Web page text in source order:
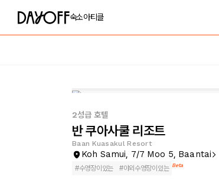
숙소아티클
2성급 호텔
반 쿠아사쿨 리조트
Baan Kuasakul Resort
Koh Samui, 7/7 Moo 5, Baantai
#수영장이있는 #야외수영장이있는 Beta